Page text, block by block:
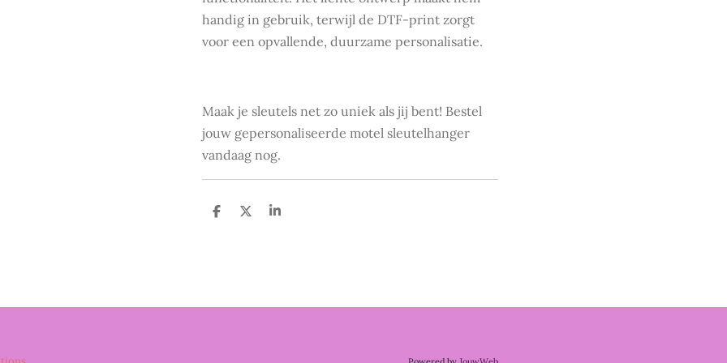
handig in gebruik, terwijl de DTF-print zorgt
voor een opvallende, duurzame personalisatie.
Maak je sleutels net zo uniek als jij bent! Bestel
jouw gepersonaliseerde motel sleutelhanger
vandaag nog.
D
D
S